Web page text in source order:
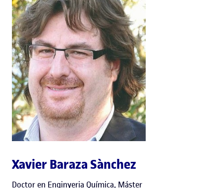
Xavier Baraza Sànchez
Doctor en Enginyeria Química, Máster